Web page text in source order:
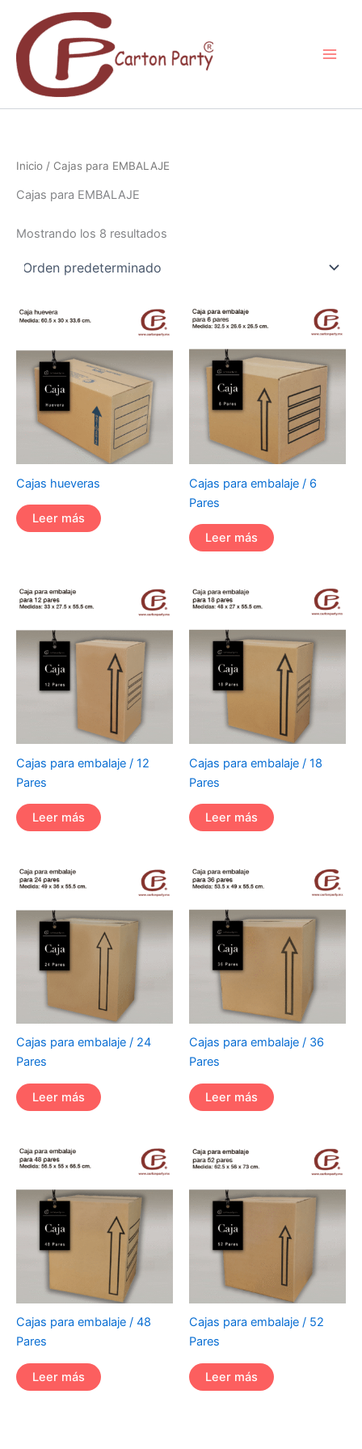
contenido
Inicio / Cajas para EMBALAJE
Cajas para EMBALAJE
Mostrando los 8 resultados
Cajas hueveras
Leer más
Cajas para embalaje / 6
Pares
Leer más
Cajas para embalaje / 12
Pares
Leer más
Cajas para embalaje / 18
Pares
Leer más
Cajas para embalaje / 24
Pares
Leer más
Cajas para embalaje / 36
Pares
Leer más
Cajas para embalaje / 48
Pares
Leer más
Cajas para embalaje / 52
Pares
Leer más